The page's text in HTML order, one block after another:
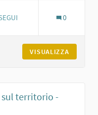
SOSTENITORI 0
VISUALIZZA
territorio -